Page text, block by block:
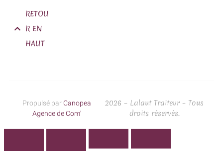
RETOU
R EN
HAUT
Propulsé parCanopea
Agence de Com’
2026 – Lalaut Traiteur – Tous
droits réservés.